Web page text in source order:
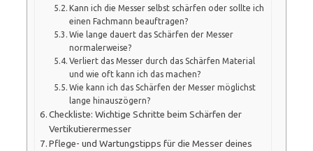
Kann ich die Messer selbst schärfen oder sollte ich
einen Fachmann beauftragen?
Wie lange dauert das Schärfen der Messer
normalerweise?
Verliert das Messer durch das Schärfen Material
und wie oft kann ich das machen?
Wie kann ich das Schärfen der Messer möglichst
lange hinauszögern?
Checkliste: Wichtige Schritte beim Schärfen der
Vertikutierermesser
Pflege- und Wartungstipps für die Messer deines